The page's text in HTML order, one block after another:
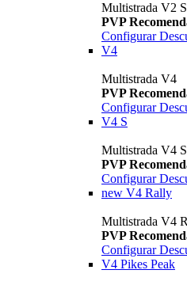
Multistrada V2 S
PVP
Configurar
V4
Multistrada V4
PVP
Configurar
V4 S
Multistrada V4 S
PVP
Configurar
new V4 Rally
Multistrada V4
PVP
Configurar
V4 Pikes Peak